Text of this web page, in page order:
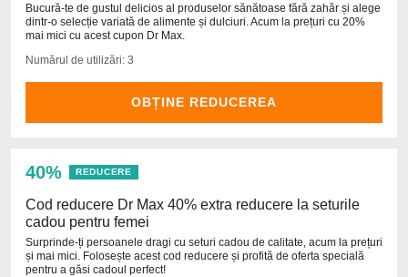
Bucură-te de gustul delicios al produselor sănătoase fără zahăr și alege
dintr-o selecție variată de alimente și dulciuri. Acum la prețuri cu 20%
mai mici cu acest cupon Dr Max.
Numărul de utilizări: 3
OBȚINE REDUCEREA
40% REDUCERE
Cod reducere Dr Max 40% extra reducere la seturile
cadou pentru femei
Surprinde-ți persoanele dragi cu seturi cadou de calitate, acum la prețuri
și mai mici. Folosește acest cod reducere și profită de oferta specială
pentru a găsi cadoul perfect!